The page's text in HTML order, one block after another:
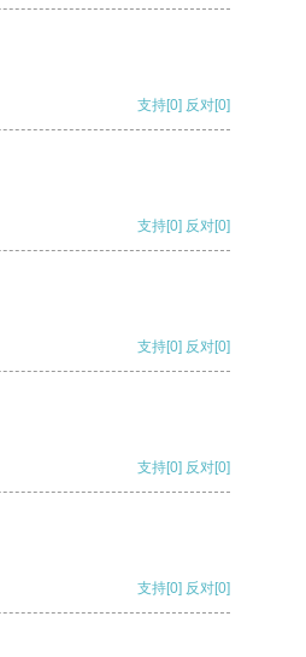
支持[0] 反对[0]
支持[0] 反对[0]
支持[0] 反对[0]
支持[0] 反对[0]
支持[0] 反对[0]